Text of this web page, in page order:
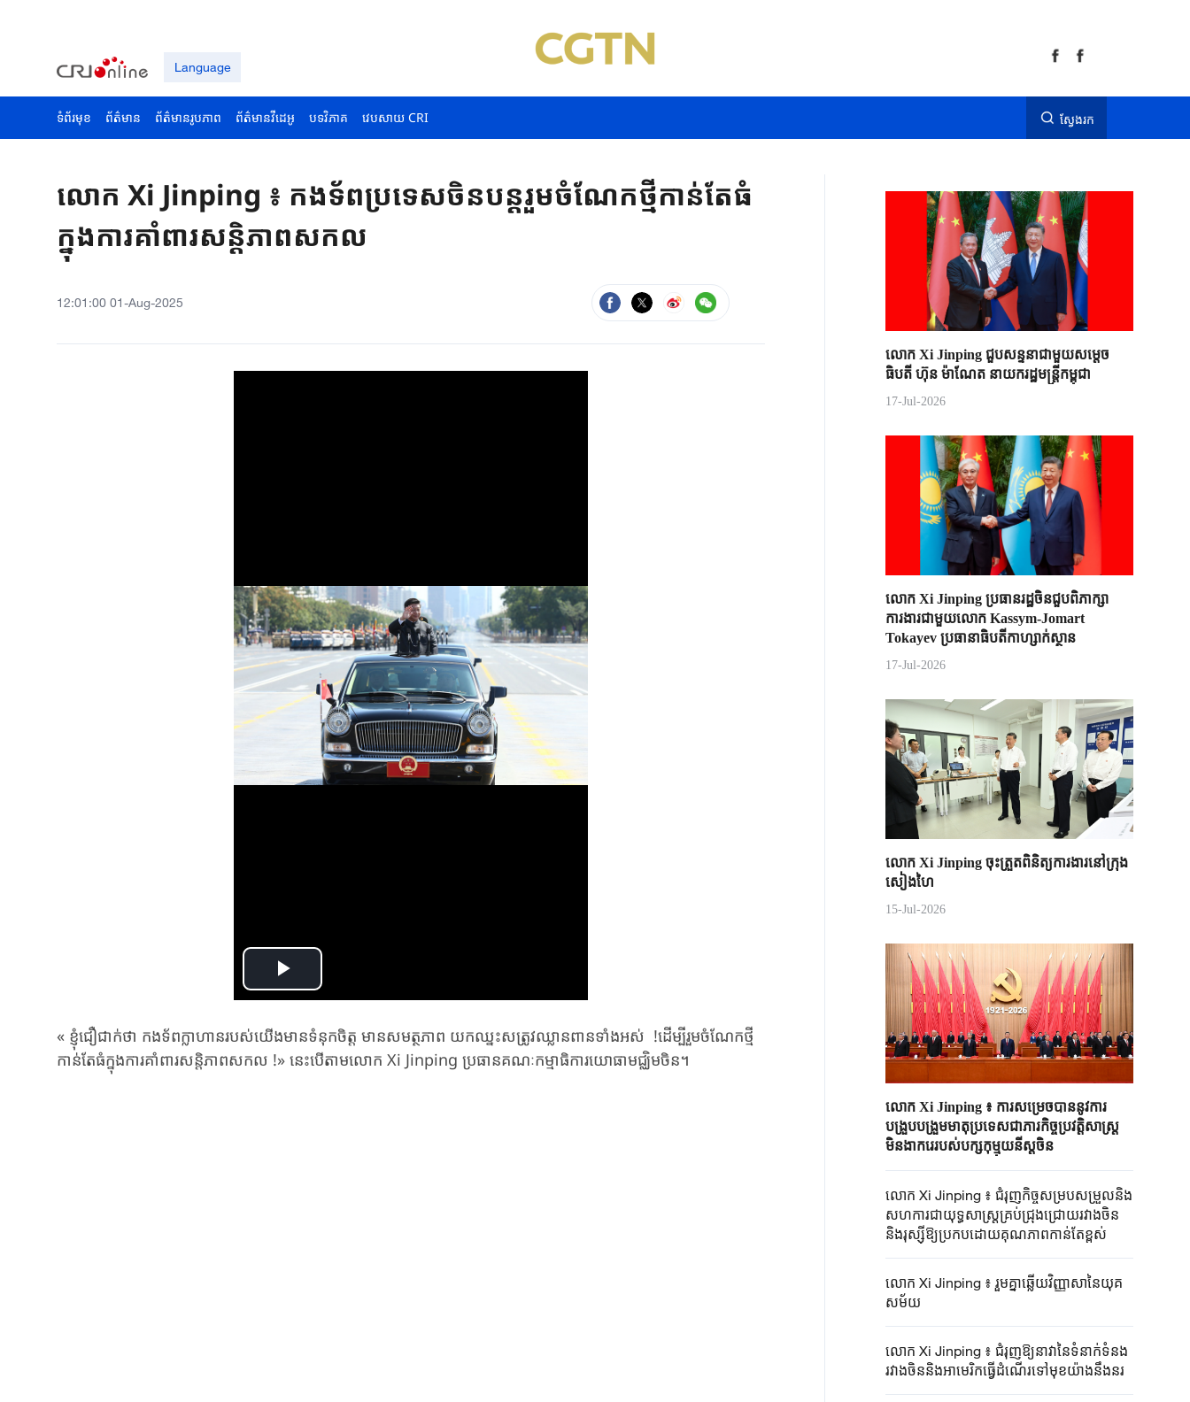
Language
ទំព័រមុខ ព័ត៌មាន ព័ត៌មានរូបភាព ព័ត៌មានវីដេអូ បទវិភាគ វេបសាយ CRI ស្វែងរក
លោក Xi Jinping ៖ កងទ័ពប្រទេសចិនបន្តរួមចំណែកថ្មីកាន់តែធំ
ក្នុងការគាំពារសន្តិភាពសកល
12:01:00 01-Aug-2025
Play
Video
« ខ្ញុំជឿជាក់ថា កងទ័ពក្លាហានរបស់យើងមានទំនុកចិត្ត មានសមត្ថភាព យកឈ្នះសត្រូវឈ្លានពានទាំងអស់ !ដើម្បីរួមចំណែកថ្មី
កាន់តែធំក្នុងការគាំពារសន្តិភាពសកល !» នេះបើតាមលោក Xi Jinping ប្រធានគណៈកម្មាធិការយោធាមជ្ឈិមចិន។
លោក Xi Jinping ជួបសន្ទនាជាមួយសម្តេច
ធិបតី ហ៊ុន ម៉ាណែត នាយករដ្ឋមន្ត្រីកម្ពុជា
17-Jul-2026
លោក Xi Jinping ប្រធានរដ្ឋចិន​ជួបពិភាក្សា​
ការងារជាមួយ​លោក Kassym-Jomart ​
Tokayev ​ប្រធានាធិបតី​កាហ្សាក់ស្ថាន​
17-Jul-2026
លោក Xi Jinping ចុះត្រួតពិនិត្យការងារនៅក្រុង
សៀងហៃ
15-Jul-2026
លោក Xi Jinping ៖ ការសម្រេចបាននូវការ
បង្រួបបង្រួមមាតុប្រទេសជាភារកិច្ចប្រវត្តិសាស្ត្រ
មិនងាករេរបស់បក្សកុម្មុយនីស្តចិន
លោក Xi Jinping ៖ ជំរុញកិច្ចសម្របសម្រួលនិង
សហការជាយុទ្ធសាស្ត្រគ្រប់ជ្រុងជ្រោយរវាងចិន
និងរុស្ស៊ីឱ្យប្រកបដោយគុណភាពកាន់តែខ្ពស់
លោក Xi Jinping ៖ រួមគ្នាឆ្លើយវិញ្ញាសានៃយុគ
សម័យ
លោក Xi Jinping ៖ ជំរុញឱ្យនាវានៃទំនាក់ទំនង
រវាងចិននិងអាមេរិកធ្វើដំណើរទៅមុខយ៉ាងនឹងនរ